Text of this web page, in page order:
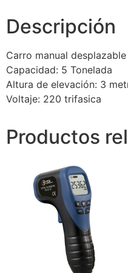
Descripción
Carro manual desplazable
Capacidad: 5 Tonelada
Altura de elevación: 3
Voltaje: 220 trifasica
Productos